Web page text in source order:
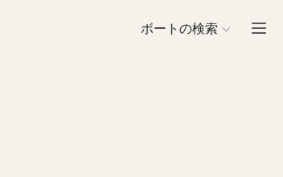
ボートの検索